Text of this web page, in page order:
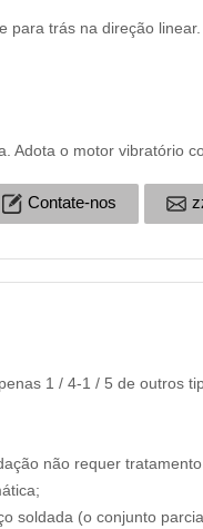
para trás na direção
Adota o motor vibratório
Contate-nos
1 / 4-1 / 5 de outros
não requer
soldada (o conjunto